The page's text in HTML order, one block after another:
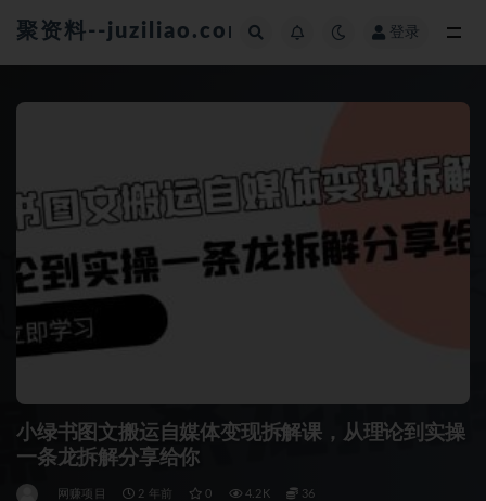
聚资料--juziliao.com--全网资料整合平台
登录
小绿书图文搬运自媒体变现拆解课，从理论到实操
一条龙拆解分享给你
网赚项目 2 年前 0 4.2K 36